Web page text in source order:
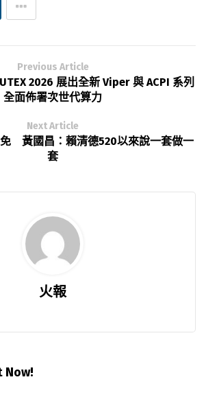
Previous Article
2026 展出全新 Viper 與 ACPI 系列
全面佈署次世代算力
Next Article
黃國昌：賴清德520以來說一套做一
套
火報
Now!